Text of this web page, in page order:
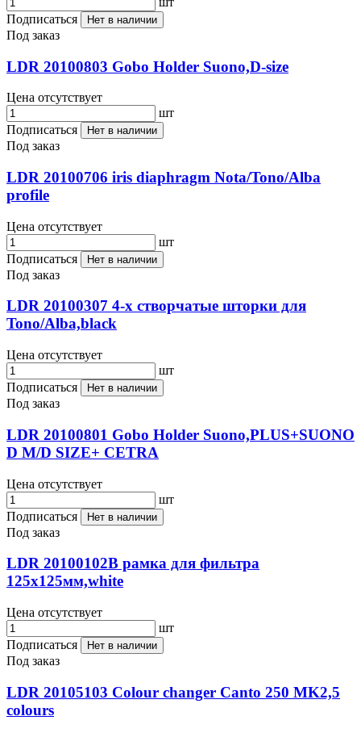
Подписаться
Нет в наличии
Под заказ
LDR 20100803 Gobo Holder Suono,D-size
Цена отсутствует
шт
Подписаться
Нет в наличии
Под заказ
LDR 20100706 iris diaphragm Nota/Tono/Alba
profile
Цена отсутствует
шт
Подписаться
Нет в наличии
Под заказ
LDR 20100307 4-х створчатые шторки для
Tono/Alba,black
Цена отсутствует
шт
Подписаться
Нет в наличии
Под заказ
LDR 20100801 Gobo Holder Suono,PLUS+SUONO
D M/D SIZE+ CETRA
Цена отсутствует
шт
Подписаться
Нет в наличии
Под заказ
LDR 20100102B рамка для фильтра
125x125мм,white
Цена отсутствует
шт
Подписаться
Нет в наличии
Под заказ
LDR 20105103 Colour changer Canto 250 MK2,5
colours